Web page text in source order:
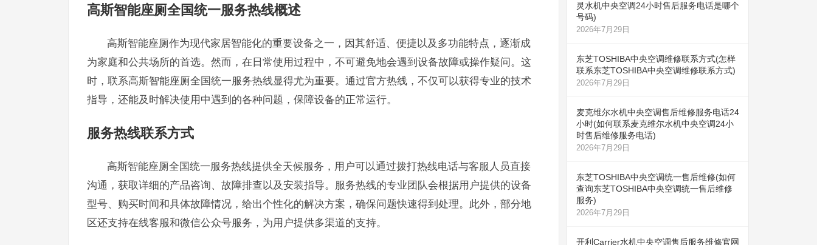
高斯智能座厕全国统一服务热线概述
高斯智能座厕作为现代家居智能化的重要设备之一，因其舒适、便捷以及多功能特点，逐渐成
为家庭和公共场所的首选。然而，在日常使用过程中，不可避免地会遇到设备故障或操作疑问。这
时，联系高斯智能座厕全国统一服务热线显得尤为重要。通过官方热线，不仅可以获得专业的技术
指导，还能及时解决使用中遇到的各种问题，保障设备的正常运行。
服务热线联系方式
高斯智能座厕全国统一服务热线提供全天候服务，用户可以通过拨打热线电话与客服人员直接
沟通，获取详细的产品咨询、故障排查以及安装指导。服务热线的专业团队会根据用户提供的设备
型号、购买时间和具体故障情况，给出个性化的解决方案，确保问题快速得到处理。此外，部分地
区还支持在线客服和微信公众号服务，为用户提供多渠道的支持。
灵水机中央空调24小时售后服务电话是哪个
号码)
2026年7月29日
东芝TOSHIBA中央空调维修联系方式(怎样
联系东芝TOSHIBA中央空调维修联系方式)
2026年7月29日
麦克维尔水机中央空调售后维修服务电话24
小时(如何联系麦克维尔水机中央空调24小
时售后维修服务电话)
2026年7月29日
东芝TOSHIBA中央空调统一售后维修(如何
查询东芝TOSHIBA中央空调统一售后维修
服务)
2026年7月29日
开利Carrier水机中央空调售后服务维修官网